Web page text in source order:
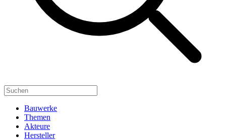
Bauwerke
Themen
Akteure
Hersteller